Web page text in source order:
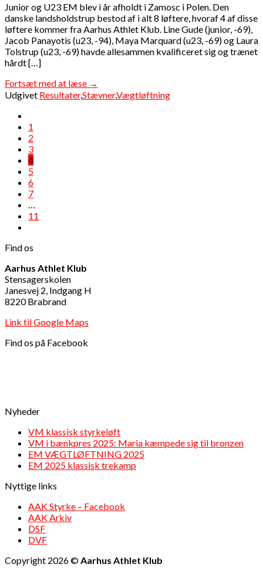
Junior og U23 EM blev i år afholdt i Zamosc i Polen. Den
danske landsholdstrup bestod af i alt 8 løftere, hvoraf 4 af disse
løftere kommer fra Aarhus Athlet Klub. Line Gude (junior, -69),
Jacob Panayotis (u23, -94), Maya Marquard (u23, -69) og Laura
Tolstrup (u23, -69) havde allesammen kvalificeret sig og trænet
hårdt […]
Fortsæt med at læse →
Udgivet Resultater,Stævner,Vægtløftning
1
2
3
4
5
6
7
…
11
Find os
Aarhus Athlet Klub
Stensagerskolen
Janesvej 2, Indgang H
8220 Brabrand
Link til Google Maps
Find os på Facebook
Nyheder
VM klassisk styrkeløft
VM i bænkpres 2025: Maria kæmpede sig til bronzen
EM VÆGTLØFTNING 2025
EM 2025 klassisk trekamp
Nyttige links
AAK Styrke – Facebook
AAK Arkiv
DSF
DVF
Copyright 2026 ©Aarhus Athlet Klub